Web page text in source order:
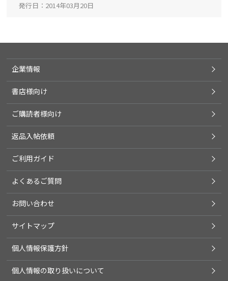
発行日
2014年03月20日
企業情報
書店様向け
ご購読者様向け
返品入帖依頼
ご利用ガイド
よくあるご質問
お問い合わせ
サイトマップ
個人情報保護方針
個人情報の取り扱いについて